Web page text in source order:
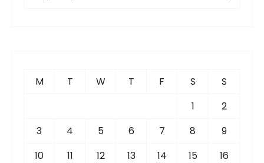
M T W T F S
S
1
2
3
4 5 6 7 8
9
10
11 12 13 14 15
16